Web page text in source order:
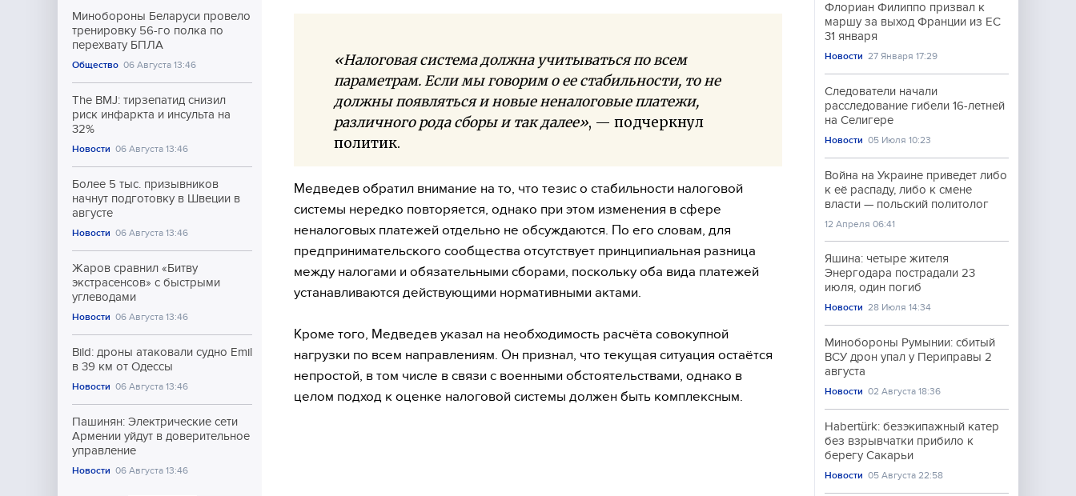
Минобороны Беларуси провело
тренировку 56-го полка по
перехвату БПЛА
Общество 06 Августа 13:46
The BMJ: тирзепатид снизил
риск инфаркта и инсульта на
32%
Новости 06 Августа 13:46
Более 5 тыс. призывников
начнут подготовку в Швеции в
августе
Новости 06 Августа 13:46
Жаров сравнил «Битву
экстрасенсов» с быстрыми
углеводами
Новости 06 Августа 13:46
Bild: дроны атаковали судно Emil
в 39 км от Одессы
Новости 06 Августа 13:46
Пашинян: Электрические сети
Армении уйдут в доверительное
управление
Новости 06 Августа 13:46
«Налоговая система должна учитываться по всем
параметрам. Если мы говорим о ее стабильности, то не
должны появляться и новые неналоговые платежи,
различного рода сборы и так далее», — подчеркнул
политик.
Медведев обратил внимание на то, что тезис о стабильности налоговой
системы нередко повторяется, однако при этом изменения в сфере
неналоговых платежей отдельно не обсуждаются. По его словам, для
предпринимательского сообщества отсутствует принципиальная разница
между налогами и обязательными сборами, поскольку оба вида платежей
устанавливаются действующими нормативными актами.
Кроме того, Медведев указал на необходимость расчёта совокупной
нагрузки по всем направлениям. Он признал, что текущая ситуация остаётся
непростой, в том числе в связи с военными обстоятельствами, однако в
целом подход к оценке налоговой системы должен быть комплексным.
Флориан Филиппо призвал к
маршу за выход Франции из ЕС
31 января
Новости 27 Января 17:29
Следователи начали
расследование гибели 16-летней
на Селигере
Новости 05 Июля 10:23
Война на Украине приведет либо
к её распаду, либо к смене
власти — польский политолог
12 Апреля 06:41
Яшина: четыре жителя
Энергодара пострадали 23
июля, один погиб
Новости 28 Июля 14:34
Минобороны Румынии: сбитый
ВСУ дрон упал у Периправы 2
августа
Новости 02 Августа 18:36
Habertürk: безэкипажный катер
без взрывчатки прибило к
берегу Сакарьи
Новости 05 Августа 22:58